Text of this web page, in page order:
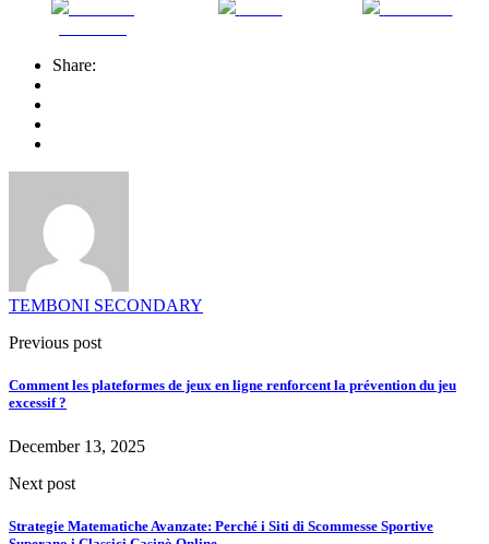
Share:
TEMBONI SECONDARY
Previous post
Comment les plateformes de jeux en ligne renforcent la prévention du jeu
excessif ?
December 13, 2025
Next post
Strategie Matematiche Avanzate: Perché i Siti di Scommesse Sportive